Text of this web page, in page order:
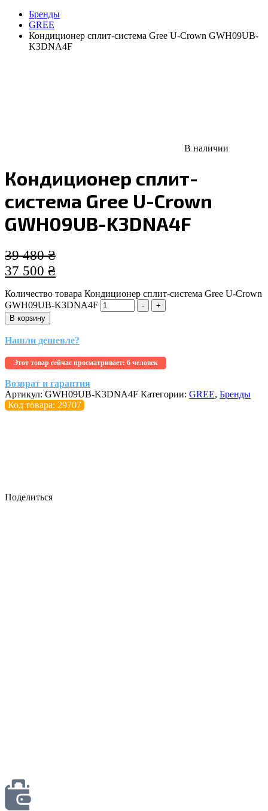
Бренды
GREE
Кондиционер сплит-система Gree U-Crown GWH09UB-
K3DNA4F
В наличии
Кондиционер сплит-
система Gree U-Crown
GWH09UB-K3DNA4F
39 480₴
37 500 ₴
Количество товара Кондиционер сплит-система Gree U-Crown
GWH09UB-K3DNA4F
-
+
В корзину
Нашли дешевле?
Этот товар сейчас просматривает: 6 человек
Возврат и гарантия
Артикул: GWH09UB-K3DNA4F Категории: GREE, Бренды
Код товара: 29707
Поделиться